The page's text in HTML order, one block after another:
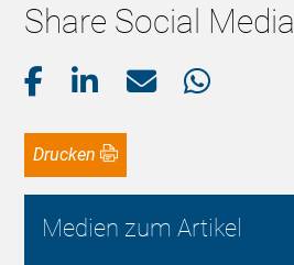
Share Social Media
Drucken
Medien zum Artikel